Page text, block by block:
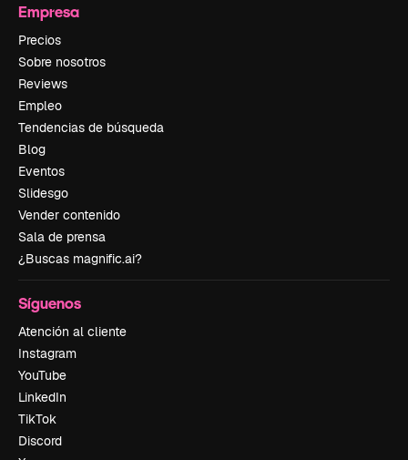
Empresa
Precios
Sobre nosotros
Reviews
Empleo
Tendencias de búsqueda
Blog
Eventos
Slidesgo
Vender contenido
Sala de prensa
¿Buscas magnific.ai?
Síguenos
Atención al cliente
Instagram
YouTube
LinkedIn
TikTok
Discord